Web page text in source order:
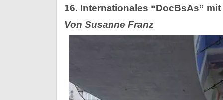
16. Internationales “DocBsAs”
Von Susanne Franz